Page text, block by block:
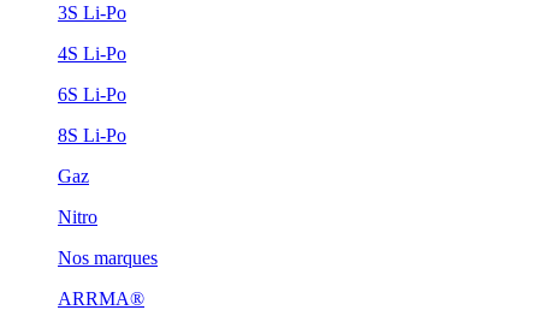
3S Li-Po
4S Li-Po
6S Li-Po
8S Li-Po
Gaz
Nitro
Nos marques
ARRMA®